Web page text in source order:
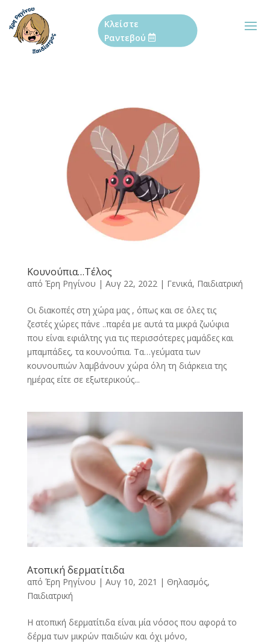
Κλείστε
Ραντεβού
Κουνούπια…Τέλος
από Έρη Ρηγίνου | Αυγ 22, 2022| Γενικά, Παιδιατρική
Οι διακοπές στη χώρα μας , όπως και σε όλες τις
ζεστές χώρες πάνε ..παρέα με αυτά τα μικρά ζωύφια
που είναι εφιάλτης για τις περισσότερες μαμάδες και
μπαμπάδες, τα κουνούπια. Τα…γεύματα των
κουνουπιών λαμβάνουν χώρα όλη τη διάρκεια της
ημέρας είτε σε εξωτερικούς...
Ατοπική δερματίτιδα
από Έρη Ρηγίνου | Αυγ 10, 2021 | Θηλασμός,
Παιδιατρική
Η ατοπική δερματίτιδα είναι μία νόσος που αφορά το
δέρμα των μικρών παιδιών και όχι μόνο,